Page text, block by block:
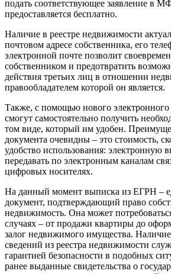
подать соответствующее заявление в
предоставляется бесплатно.
Наличие в реестре недвижимости
почтовом адресе собственника, его
электронной почте позволит
собственником и предотвратить
действия третьих лиц в отношении
правообладателем которой он является.
Также, с помощью нового электронного
смогут самостоятельно получить
том виде, который им удобен.
документа очевидны – это стоимость,
удобство использования: электронную
передавать по электронным каналам
цифровых носителях.
На данный момент выписка из ЕГРН –
документ, подтверждающий право
недвижимость. Она может
случаях – от продажи квартиры до
залог недвижимого имущества.
сведений из реестра недвижимости
гарантией безопасности в подобных
ранее выданные свидетельства о